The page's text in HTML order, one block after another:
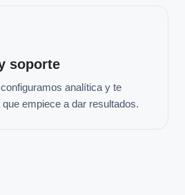
soporte
analítica y te
empiece a dar resultados.